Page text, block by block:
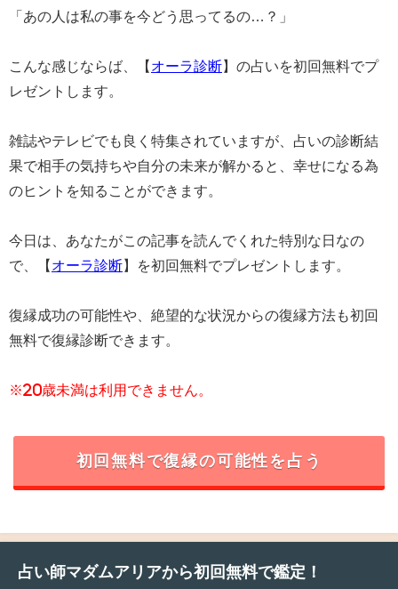
「あの人は私の事を今どう思ってるの…？」
こんな感じならば、【 オーラ診断】の占いを初回無料でプ
レゼントします。
雑誌やテレビでも良く特集されていますが、占いの診断結
果で相手の気持ちや自分の未来が解かると、幸せになる為
のヒントを知ることができます。
今日は、あなたがこの記事を読んでくれた特別な日なの
で、【 オーラ診断】を初回無料でプレゼントします。
復縁成功の可能性や、絶望的な状況からの復縁方法も初回
無料で復縁診断できます。
※20歳未満は利用できません。
初回無料で復縁の可能性を占う
占い師マダムアリアから初回無料で鑑定！